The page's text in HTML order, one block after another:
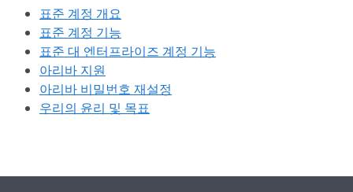
표준 계정 개요
표준 계정 기능
표준 대 엔터프라이즈 계정 기능
아리바 지원
아리바 비밀번호 재설정
우리의 윤리 및 목표